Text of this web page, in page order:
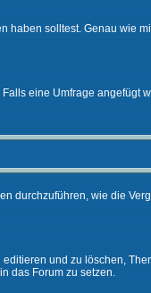
solltest. Genau wie
eine Umfrage angefügt
durchzuführen, wie die
und zu löschen,
das Forum zu setzen.